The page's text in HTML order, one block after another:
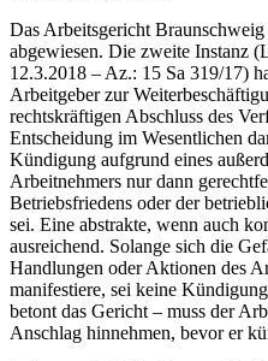
Das Arbeitsgericht
abgewiesen. Die zweite Instanz
12.3.2018 – Az.: 15 Sa 319/17)
Arbeitgeber zur
rechtskräftigen Abschluss des
Entscheidung im Wesentlichen
Kündigung aufgrund eines
Arbeitnehmers nur dann
Betriebsfriedens oder der
sei. Eine abstrakte, wenn auch
ausreichend. Solange sich die
Handlungen oder Aktionen des
manifestiere, sei keine
betont das Gericht – muss der
Anschlag hinnehmen, bevor er